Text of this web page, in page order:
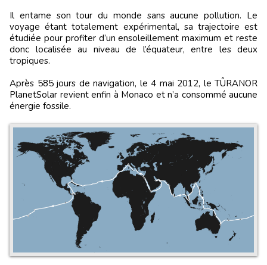
Il entame son tour du monde sans aucune pollution. Le
voyage étant totalement expérimental, sa trajectoire est
étudiée pour profiter d’un ensoleillement maximum et reste
donc localisée au niveau de l’équateur, entre les deux
tropiques.
Après 585 jours de navigation, le 4 mai 2012, le TÛRANOR
PlanetSolar revient enfin à Monaco et n’a consommé aucune
énergie fossile.